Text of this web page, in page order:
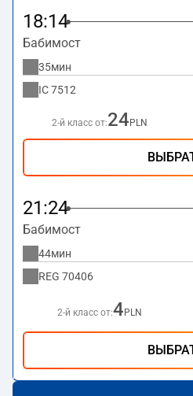
18:14
Бабимост
35мин
IC7512
2-й класс от:24 PLN
21:24
Бабимост
44мин
REG 70406
2-й класс от:4 PLN